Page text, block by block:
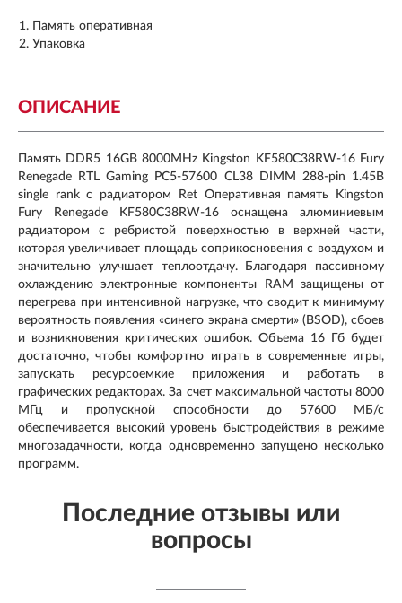
Память оперативная
Упаковка
ОПИСАНИЕ
Память DDR5 16GB 8000MHz Kingston KF580C38RW-16 Fury
Renegade RTL Gaming PC5-57600 CL38 DIMM 288-pin 1.45В
single rank с радиатором Ret Оперативная память Kingston
Fury Renegade KF580C38RW-16 оснащена алюминиевым
радиатором с ребристой поверхностью в верхней части,
которая увеличивает площадь соприкосновения с воздухом и
значительно улучшает теплоотдачу. Благодаря пассивному
охлаждению электронные компоненты RAM защищены от
перегрева при интенсивной нагрузке, что сводит к минимуму
вероятность появления «синего экрана смерти» (BSOD), сбоев
и возникновения критических ошибок. Объема 16 Гб будет
достаточно, чтобы комфортно играть в современные игры,
запускать ресурсоемкие приложения и работать в
графических редакторах. За счет максимальной частоты 8000
МГц и пропускной способности до 57600 МБ/с
обеспечивается высокий уровень быстродействия в режиме
многозадачности, когда одновременно запущено несколько
программ.
Последние отзывы или
вопросы